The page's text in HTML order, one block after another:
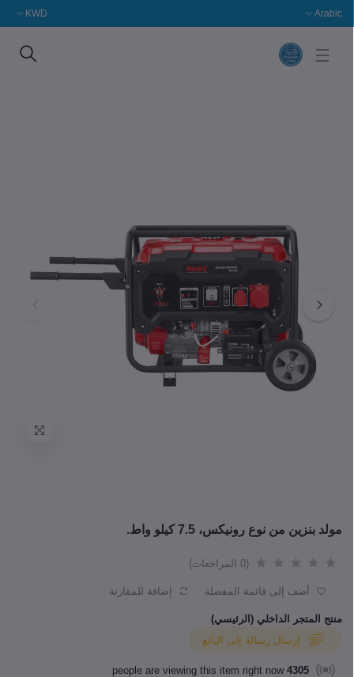
Arabic
KWD
مولد بنزين من نوع رونيكس، 7.5 كيلو واط.
(0 المراجعات)
أضف إلى قائمة المفضلة إضافة للمقارنة
منتج المتجر الداخلي (الرئيسي)
4305
people are viewing this item right now